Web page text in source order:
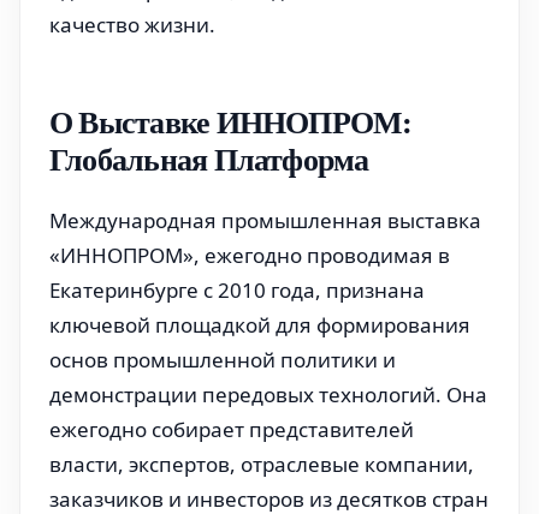
качество жизни.
О Выставке ИННОПРОМ:
Глобальная Платформа
Международная промышленная выставка
«ИННОПРОМ», ежегодно проводимая в
Екатеринбурге с 2010 года, признана
ключевой площадкой для формирования
основ промышленной политики и
демонстрации передовых технологий. Она
ежегодно собирает представителей
власти, экспертов, отраслевые компании,
заказчиков и инвесторов из десятков стран